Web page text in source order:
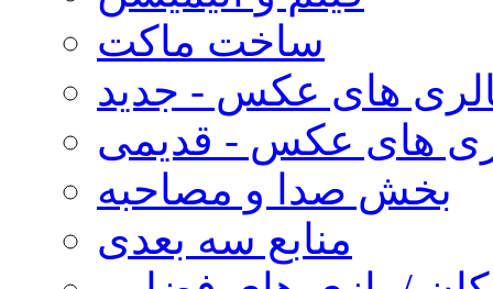
ساخت ماکت
های عکس - جدید
های عکس - قدیمی
بخش صدا و مصاحبه
منابع سه بعدی